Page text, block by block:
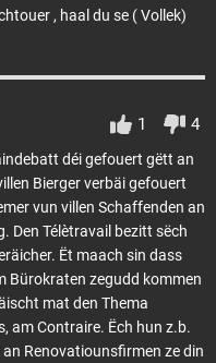
, haal du se ( Vollek)
1 4
déi gefouert gëtt an
Bierger verbäi gefouert
vun villen Schaffenden an
Den Télètravail bezitt sëch
Ët maach sin dass
Bürokraten zegudd kommen
mat den Thema
am Contraire. Ëch hun z.b.
Renovatiounsfirmen ze din